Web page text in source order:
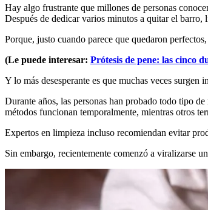
Hay algo frustrante que millones de personas
Después de dedicar varios minutos a quitar el
Porque, justo cuando parece que quedaron
(Le puede interesar: Prótesis de pene: las cinco
Y lo más desesperante es que muchas veces surgen
Durante años, las personas han probado todo tipo de
métodos funcionan temporalmente, mientras otros
Expertos en limpieza incluso recomiendan evitar
Sin embargo, recientemente comenzó a viralizarse un